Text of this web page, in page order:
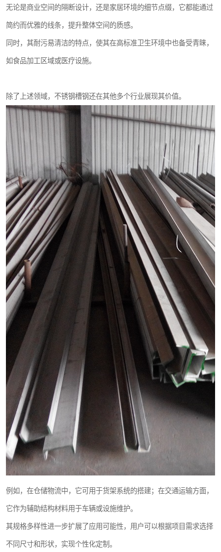
无论是商业空间的隔断设计，还是家居环境的细节点缀，它都能通过
简约而优雅的线条，提升整体空间的质感。
同时，其耐污易清洁的特点，使其在高标准卫生环境中也备受青睐，
如食品加工区域或医疗设施。
除了上述领域，不锈钢槽钢还在其他多个行业展现其价值。
例如，在仓储物流中，它可用于货架系统的搭建；在交通运输方面，
它作为辅助结构材料用于车辆或设施维护。
其规格多样性进一步扩展了应用可能性，用户可以根据项目需求选择
不同尺寸和形状，实现个性化定制。